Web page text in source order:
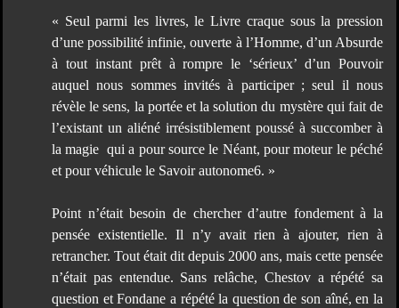
« Seul parmi les livres, le Livre craque sous la pression
d’une possibilité infinie, ouverte à l’Homme, d’un Absurde
à tout instant prêt à rompre le ‘sérieux’ d’un Pouvoir
auquel nous sommes invités à participer ; seul il nous
révèle le sens, la portée et la solution du mystère qui fait de
l’existant un aliéné irrésistiblement poussé à succomber à
la magie qui a pour source le Néant, pour moteur le péché
et pour véhicule le Savoir autonome6. »
Point n’était besoin de chercher d’autre fondement à la
pensée existentielle. Il n’y avait rien à ajouter, rien à
retrancher. Tout était dit depuis 2000 ans, mais cette pensée
n’était pas entendue. Sans relâche, Chestov a répété sa
question et Fondane a répété la question de son aîné, en la